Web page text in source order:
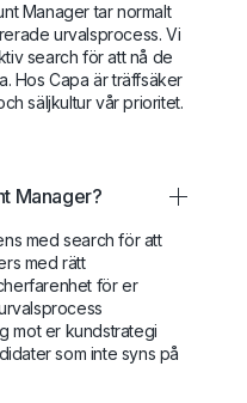
Manager tar normalt
urvalsprocess. Vi
search för att nå de
Hos Capa är träffsäker
säljkultur vår prioritet.
Manager?
med search för att
med rätt
för er
mot er kundstrategi
som inte syns på